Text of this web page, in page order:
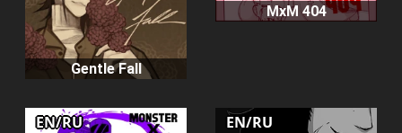
Gentle Fall
MxM 404
EN/RU EN/RU